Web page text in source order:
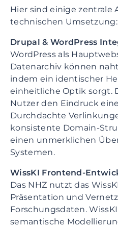
i
g
t
i
o
n
S
k
i
p
t
o
a
i
n
c
o
Hier sind einige zentrale
technischen Umsetzung:
Drupal & WordPress
WordPress als
Datenarchiv können
indem ein identischer
einheitliche Optik sorgt.
Nutzer den Eindruck
Durchdachte
konsistente Domain-
einen unmerklichen
Systemen.
WissKI Frontend-
Das NHZ nutzt das
Präsentation und
Forschungsdaten.
semantische